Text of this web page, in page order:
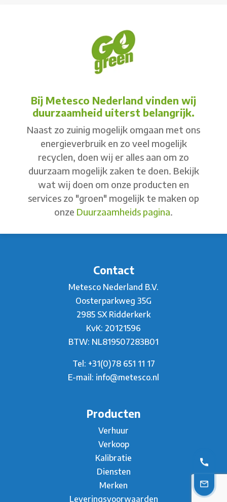
Bij Metesco Nederland vinden wij
duurzaamheid uiterst belangrijk.
Naast zo zuinig mogelijk omgaan met ons
energieverbruik en zo veel mogelijk
recyclen, doen wij er alles aan om zo
duurzaam mogelijk zaken te doen. Bekijk
wat wij doen om onze producten en
services zo "groen" mogelijk te maken op
onze Duurzaamheids pagina.
Contact
Metesco Nederland B.V.
Oosterparkweg 35G
2985 SX Ridderkerk
KvK: 20121596
BTW: NL819507283B01
Tel: +31(0)78 651 11 17
E-mail: info@metesco.nl
Producten
Verhuur
Verkoop
Kalibratie
Diensten
Merken
Leveringsvoorwaarden